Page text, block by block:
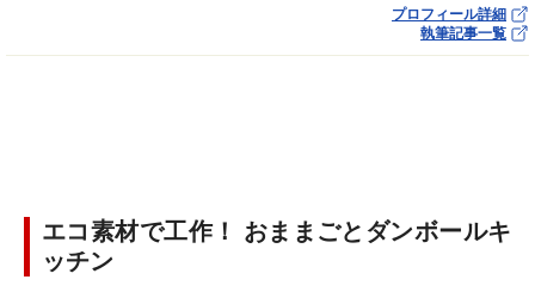
プロフィール詳細
執筆記事一覧
エコ素材で工作！ おままごとダンボールキ
ッチン